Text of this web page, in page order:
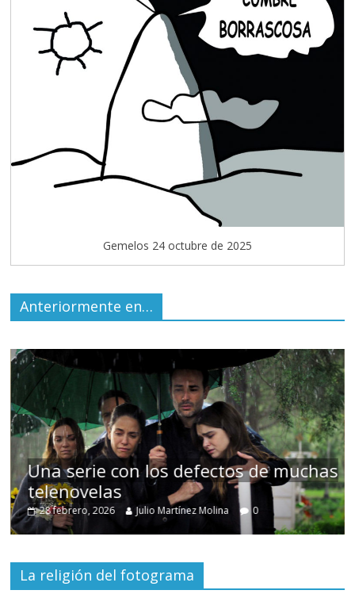
Gemelos 24 octubre de 2025
Anteriormente en…
Cuento de hadas interclasista en
alta burguesía mexicana
30 diciembre, 2025 Julio Martínez Molina 0
La religión del fotograma